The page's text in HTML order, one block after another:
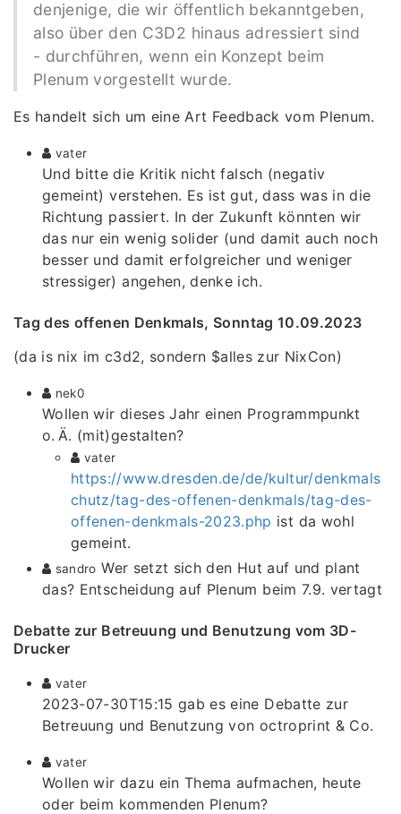
denjenige, die wir öffentlich bekanntgeben,
also über den C3D2 hinaus adressiert sind
- durchführen, wenn ein Konzept beim
Plenum vorgestellt wurde.
Es handelt sich um eine Art Feedback vom Plenum.
vater
Und bitte die Kritik nicht falsch (negativ
gemeint) verstehen. Es ist gut, dass was in die
Richtung passiert. In der Zukunft könnten wir
das nur ein wenig solider (und damit auch noch
besser und damit erfolgreicher und weniger
stressiger) angehen, denke ich.
Tag des offenen Denkmals, Sonntag 10.09.2023
(da is nix im c3d2, sondern $alles zur NixCon)
nek0
Wollen wir dieses Jahr einen Programmpunkt
o. Ä. (mit)gestalten?
vater
https://www.dresden.de/de/kultur/denkmals
chutz/tag-des-offenen-denkmals/tag-des-
offenen-denkmals-2023.php ist da wohl
gemeint.
sandro Wer setzt sich den Hut auf und plant
das? Entscheidung auf Plenum beim 7.9. vertagt
Debatte zur Betreuung und Benutzung vom 3D-
Drucker
vater
2023-07-30T15:15 gab es eine Debatte zur
Betreuung und Benutzung von octroprint & Co.
vater
Wollen wir dazu ein Thema aufmachen, heute
oder beim kommenden Plenum?